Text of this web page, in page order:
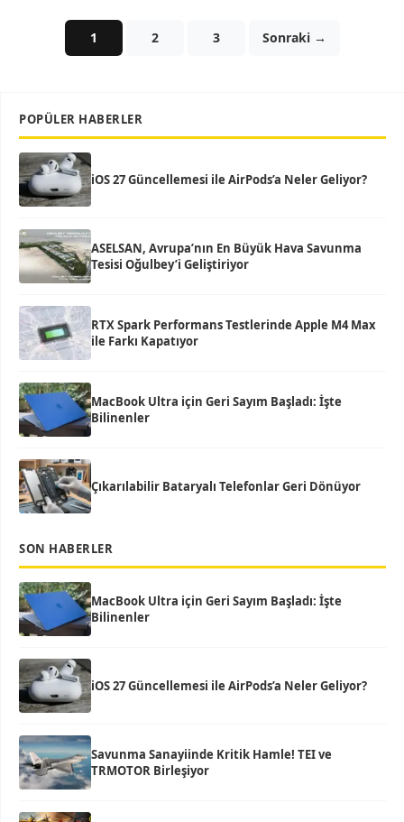
1 2 3 Sonraki →
POPÜLER HABERLER
iOS 27 Güncellemesi ile AirPods’a Neler Geliyor?
ASELSAN, Avrupa’nın En Büyük Hava Savunma
Tesisi Oğulbey’i Geliştiriyor
RTX Spark Performans Testlerinde Apple M4 Max
ile Farkı Kapatıyor
MacBook Ultra için Geri Sayım Başladı: İşte
Bilinenler
Çıkarılabilir Bataryalı Telefonlar Geri Dönüyor
SON HABERLER
MacBook Ultra için Geri Sayım Başladı: İşte
Bilinenler
iOS 27 Güncellemesi ile AirPods’a Neler Geliyor?
Savunma Sanayiinde Kritik Hamle! TEI ve
TRMOTOR Birleşiyor